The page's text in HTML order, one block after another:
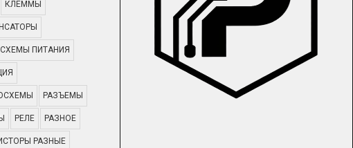
КЛЕММЫ
ПИТАНИЯ
РАЗЪЕМЫ
РЕЛЕ РАЗНОЕ
РАЗНЫЕ